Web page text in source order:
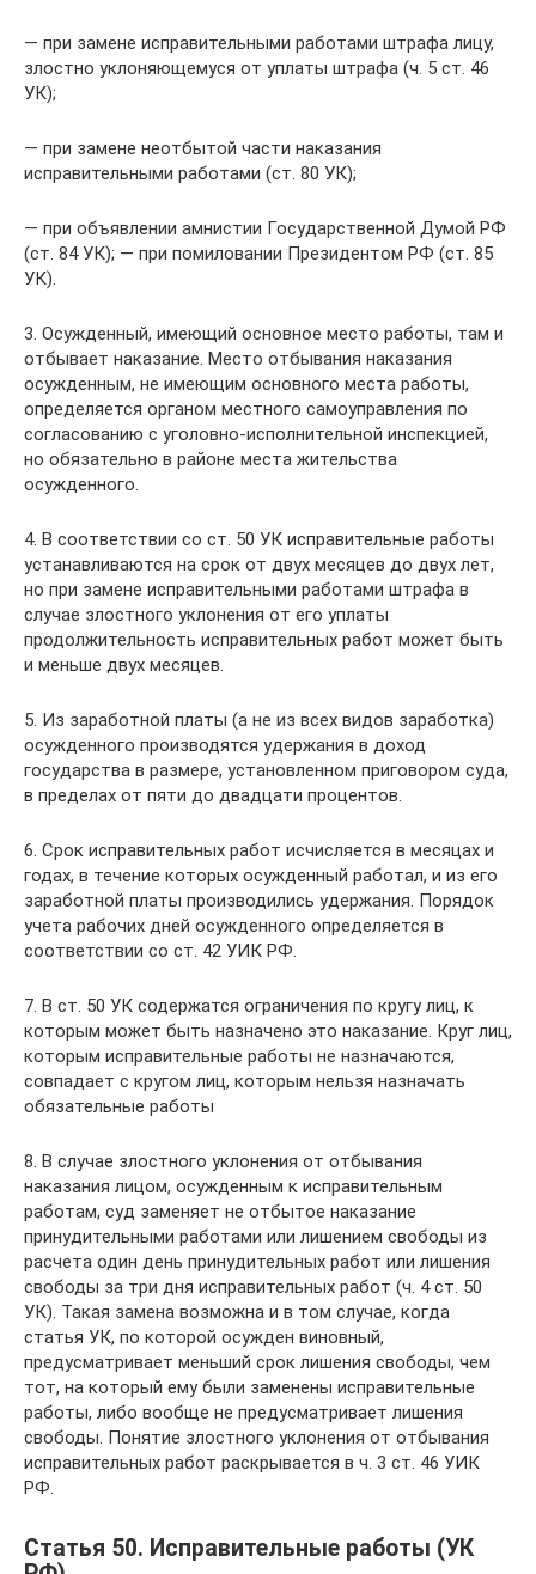
— при замене исправительными работами штрафа лицу,
злостно уклоняющемуся от уплаты штрафа (ч. 5 ст. 46
УК);
— при замене неотбытой части наказания
исправительными работами (ст. 80 УК);
— при объявлении амнистии Государственной Думой РФ
(ст. 84 УК); — при помиловании Президентом РФ (ст. 85
УК).
3. Осужденный, имеющий основное место работы, там и
отбывает наказание. Место отбывания наказания
осужденным, не имеющим основного места работы,
определяется органом местного самоуправления по
согласованию с уголовно-исполнительной инспекцией,
но обязательно в районе места жительства
осужденного.
4. В соответствии со ст. 50 УК исправительные работы
устанавливаются на срок от двух месяцев до двух лет,
но при замене исправительными работами штрафа в
случае злостного уклонения от его уплаты
продолжительность исправительных работ может быть
и меньше двух месяцев.
5. Из заработной платы (а не из всех видов заработка)
осужденного производятся удержания в доход
государства в размере, установленном приговором суда,
в пределах от пяти до двадцати процентов.
6. Срок исправительных работ исчисляется в месяцах и
годах, в течение которых осужденный работал, и из его
заработной платы производились удержания. Порядок
учета рабочих дней осужденного определяется в
соответствии со ст. 42 УИК РФ.
7. В ст. 50 УК содержатся ограничения по кругу лиц, к
которым может быть назначено это наказание. Круг лиц,
которым исправительные работы не назначаются,
совпадает с кругом лиц, которым нельзя назначать
обязательные работы
8. В случае злостного уклонения от отбывания
наказания лицом, осужденным к исправительным
работам, суд заменяет не отбытое наказание
принудительными работами или лишением свободы из
расчета один день принудительных работ или лишения
свободы за три дня исправительных работ (ч. 4 ст. 50
УК). Такая замена возможна и в том случае, когда
статья УК, по которой осужден виновный,
предусматривает меньший срок лишения свободы, чем
тот, на который ему были заменены исправительные
работы, либо вообще не предусматривает лишения
свободы. Понятие злостного уклонения от отбывания
исправительных работ раскрывается в ч. 3 ст. 46 УИК
РФ.
Статья 50. Исправительные работы (УК